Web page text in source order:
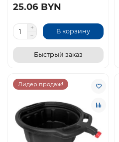
25.06 BYN
В корзину
Быстрый заказ
Лидер продаж!